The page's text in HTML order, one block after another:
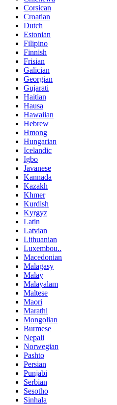
Corsican
Croatian
Dutch
Estonian
Filipino
Finnish
Frisian
Galician
Georgian
Gujarati
Haitian
Hausa
Hawaiian
Hebrew
Hmong
Hungarian
Icelandic
Igbo
Javanese
Kannada
Kazakh
Khmer
Kurdish
Kyrgyz
Latin
Latvian
Lithuanian
Luxembou..
Macedonian
Malagasy
Malay
Malayalam
Maltese
Maori
Marathi
Mongolian
Burmese
Nepali
Norwegian
Pashto
Persian
Punjabi
Serbian
Sesotho
Sinhala